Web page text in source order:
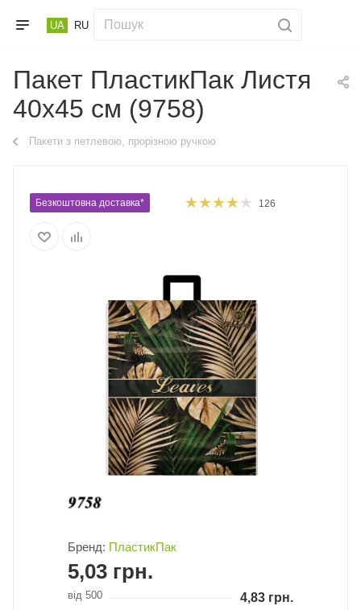
UA RU
Пакет ПластикПак Листя
40х45 см (9758)
Пакети з петлевою, прорізною ручкою
Безкоштовна доставка* 126
Бренд: ПластикПак
5,03 грн.
від 500 4,83 грн.